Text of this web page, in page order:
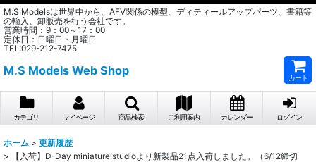
M.S Modelsは世界中から、AFV関係の模型、ディティールアップパーツ、書籍等
の輸入、卸販売を行う会社です。
営業時間：9：00～17：00
定休日：日曜日・月曜日
TEL:029-212-7475
M.S Models Web Shop
カート
カテゴリ マイページ 商品検索 ご利用案内 カレンダー ログイン
ホーム > 更新履歴
>
【入荷】D-Day miniature studioより新製品21点入荷しました。（6/12締切